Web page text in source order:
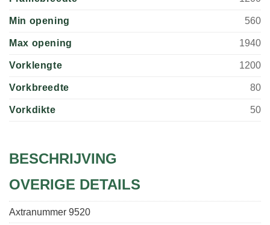
Min opening 560
Max opening 1940
Vorklengte 1200
Vorkbreedte 80
Vorkdikte 50
BESCHRIJVING
OVERIGE DETAILS
Axtranummer 9520